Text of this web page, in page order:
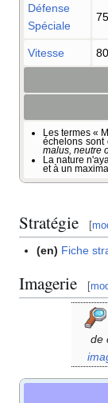
Défense
Spéciale
75
Vitesse 80
Les termes «
échelons sont
malus, neutre
La nature
et à un
Stratégie [
(en) Fiche
Imagerie [
de